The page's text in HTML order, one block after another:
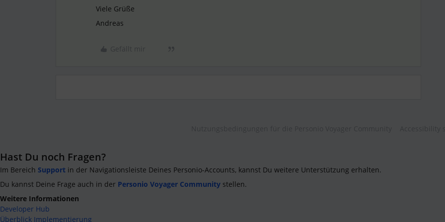
Viele Grüße
Andreas
Hast Du noch Fragen?
Im Bereich Support in der Navigationsleiste Deines Personio-Accounts, kannst Du weitere Unterstützung erhalten.
Du kannst Deine Frage auch in der Personio Voyager Community stellen.
Weitere Informationen
Developer Hub
Überblick Implementierung